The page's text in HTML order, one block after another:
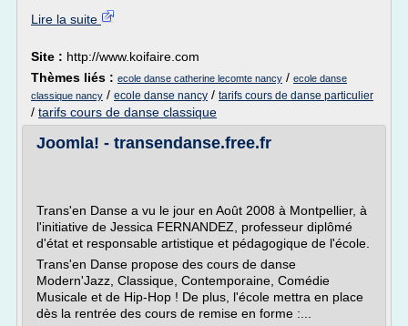
Lire la suite
Site : http://www.koifaire.com
Thèmes liés : ecole danse catherine lecomte nancy / ecole danse
classique nancy / ecole danse nancy / tarifs cours de danse particulier
/ tarifs cours de danse classique
Joomla! - transendanse.free.fr
Trans'en Danse a vu le jour en Août 2008 à Montpellier, à
l'initiative de Jessica FERNANDEZ, professeur diplômé
d'état et responsable artistique et pédagogique de l'école.
Trans'en Danse propose des cours de danse
Modern'Jazz, Classique, Contemporaine, Comédie
Musicale et de Hip-Hop ! De plus, l'école mettra en place
dès la rentrée des cours de remise en forme :...